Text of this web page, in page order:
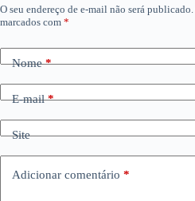
O seu endereço de e-mail não será publicado.
marcados com *
Nome*
E-mail*
Site
Adicionar comentário *